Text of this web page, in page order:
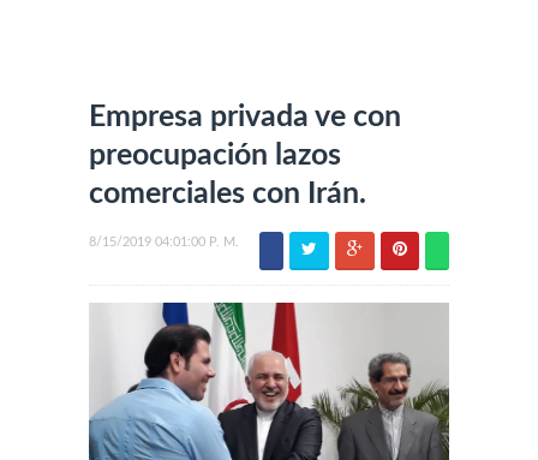
Empresa privada ve con
preocupación lazos
comerciales con Irán.
8/15/2019 04:01:00 P. M.